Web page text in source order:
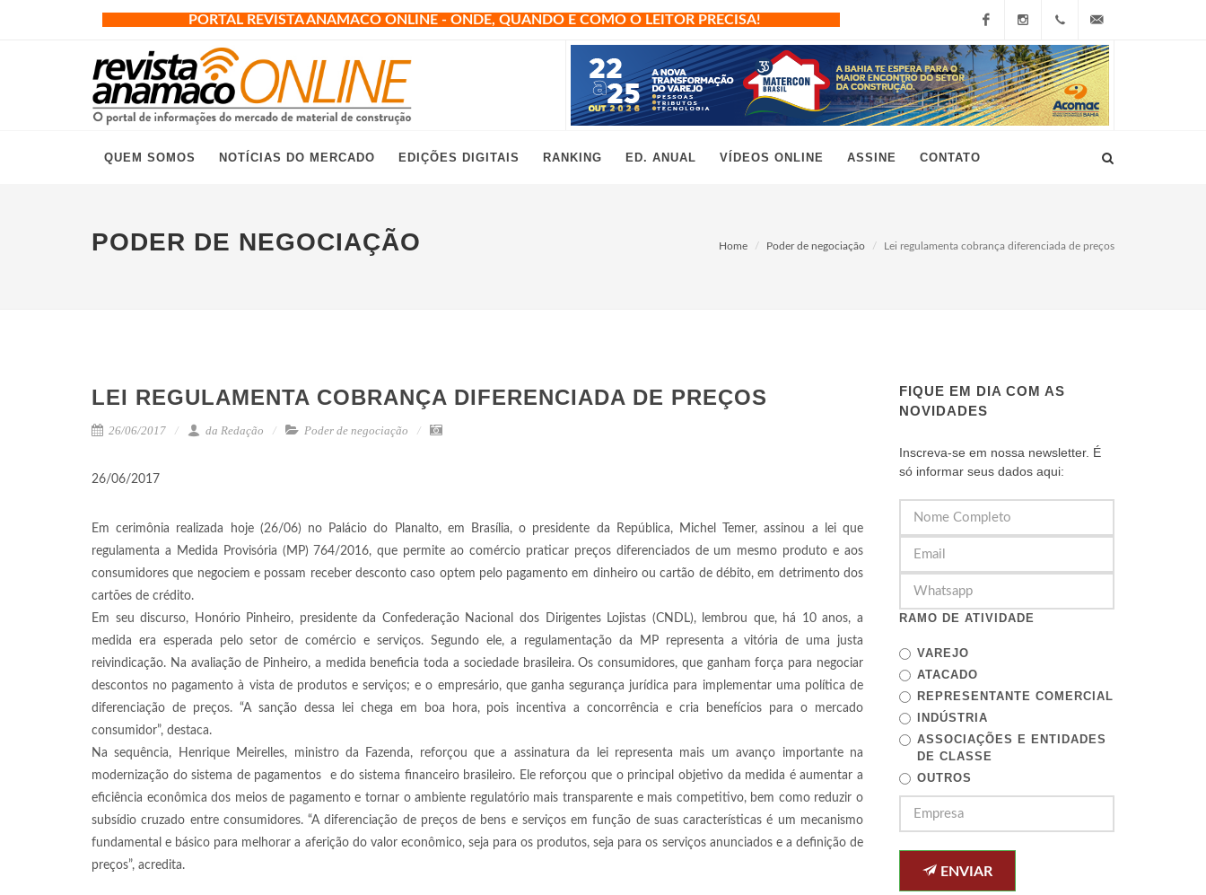
PORTAL REVISTA ANAMACO ONLINE - ONDE, QUANDO E COMO O LEITOR PRECISA!
FacebookInstagram
+55
(11)
grau10@grau10.com.br
QUEM SOMOS NOTÍCIAS DO MERCADO EDIÇÕES DIGITAIS RANKING ED. ANUAL VÍDEOS ONLINE ASSINE CONTATO
PODER DE NEGOCIAÇÃO Home Poder de negociação Lei regulamenta cobrança diferenciada de preços
LEI REGULAMENTA COBRANÇA DIFERENCIADA DE PREÇOS
26/06/2017 da Redação Poder de negociação
26/06/2017
Em cerimônia realizada hoje (26/06) no Palácio do Planalto, em Brasília, o presidente da República, Michel Temer, assinou a lei que
regulamenta a Medida Provisória (MP) 764/2016, que permite ao comércio praticar preços diferenciados de um mesmo produto e aos
consumidores que negociem e possam receber desconto caso optem pelo pagamento em dinheiro ou cartão de débito, em detrimento dos
cartões de crédito.
Em seu discurso, Honório Pinheiro, presidente da Confederação Nacional dos Dirigentes Lojistas (CNDL), lembrou que, há 10 anos, a
medida era esperada pelo setor de comércio e serviços. Segundo ele, a regulamentação da MP representa a vitória de uma justa
reivindicação. Na avaliação de Pinheiro, a medida beneficia toda a sociedade brasileira. Os consumidores, que ganham força para negociar
descontos no pagamento à vista de produtos e serviços; e o empresário, que ganha segurança jurídica para implementar uma política de
diferenciação de preços. “A sanção dessa lei chega em boa hora, pois incentiva a concorrência e cria benefícios para o mercado
consumidor”, destaca.
Na sequência, Henrique Meirelles, ministro da Fazenda, reforçou que a assinatura da lei representa mais um avanço importante na
modernização do sistema de pagamentos e do sistema financeiro brasileiro. Ele reforçou que o principal objetivo da medida é aumentar a
eficiência econômica dos meios de pagamento e tornar o ambiente regulatório mais transparente e mais competitivo, bem como reduzir o
subsídio cruzado entre consumidores. “A diferenciação de preços de bens e serviços em função de suas características é um mecanismo
fundamental e básico para melhorar a aferição do valor econômico, seja para os produtos, seja para os serviços anunciados e a definição de
preços”, acredita.
FIQUE EM DIA COM AS
NOVIDADES
Inscreva-se em nossa newsletter. É
só informar seus dados aqui:
RAMO DE ATIVIDADE
VAREJO
ATACADO
REPRESENTANTE COMERCIAL
INDÚSTRIA
ASSOCIAÇÕES E ENTIDADES
DE CLASSE
OUTROS
ENVIAR